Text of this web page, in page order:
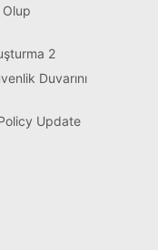
Olup
2
Duvarını
Update